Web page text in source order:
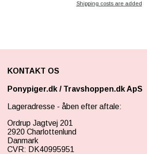
Shipping costs are added
KONTAKT OS
Ponypiger.dk / Travshoppen.dk ApS
Lageradresse - åben efter aftale:
Ordrup Jagtvej 201
2920 Charlottenlund
Danmark
CVR: DK40995951